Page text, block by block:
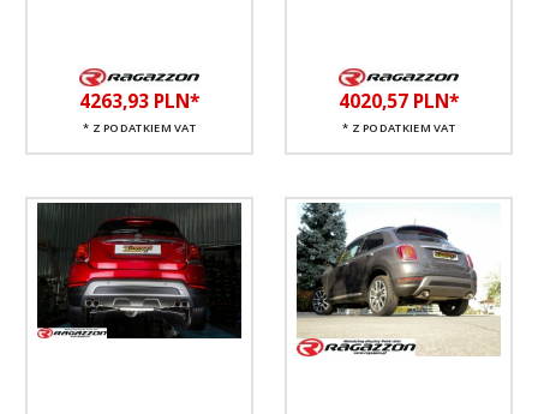
4263,93 PLN*
* Z PODATKIEM VAT
4020,57 PLN*
* Z PODATKIEM VAT